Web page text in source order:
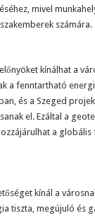
mivel
számára.
kínálhat a
a fenntartható
és a Szeged
el. Ezáltal a
a
kínál a
tiszta, megújuló és